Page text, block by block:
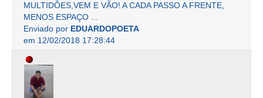
MULTIDÕES,VEM E VÃO! A CADA PASSO A FRENTE,
MENOS ESPAÇO ...
Enviado por EDUARDOPOETA
em 12/02/2018 17:28:44